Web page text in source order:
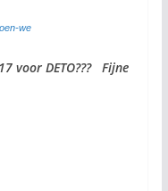
we
voor DETO??? Fijne